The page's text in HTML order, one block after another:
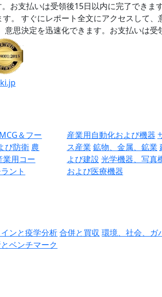
お支払いは受領後15日以内に完了できま
。
すぐにレポート全文にアクセスして
思決定を迅速化できます。お支払いは
＆フー
び防衛 農
業用コー
ント
産業用自動化および機器
ス産業 鉱物、金属、鉱業
よび建設 光学機器、写真
および医療機器
ンと疫学分析合併と買収 環境、社会、ガ
ベンチマーク